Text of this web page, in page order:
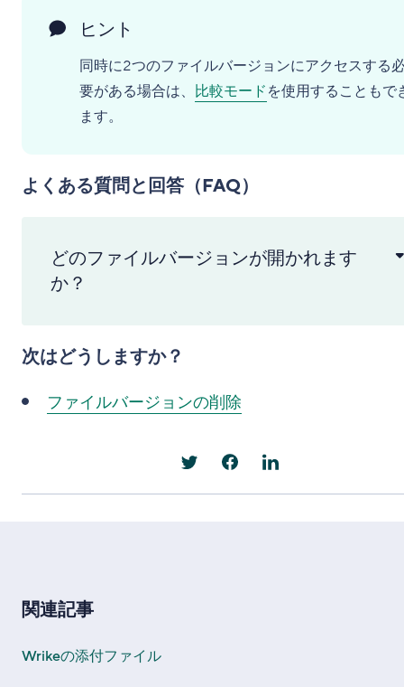
ヒント
同時に2つのファイルバージョンにアクセスする
要がある場合は、 比較モードを使用することもで
ます。
よくある質問と回答（FAQ）
どのファイルバージョンが開かれます
か？
次はどうしますか？
ファイルバージョンの削除
関連記事
Wrikeの添付ファイル